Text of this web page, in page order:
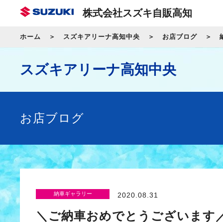
株式会社スズキ自販高知
ホーム スズキアリーナ高知中央 お店ブログ
スズキアリーナ高知中央
お店ブログ
納車ギャラリー 2020.08.31
＼ご納車おめでとうございます